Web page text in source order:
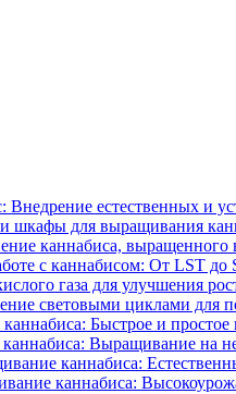
Внедрение естественных и
шкафы для выращивания
каннабиса,
с каннабисом: От LST до
газа для улучшения
световыми циклами для
Быстрое и
Выращивание на
каннабиса:
каннабиса: